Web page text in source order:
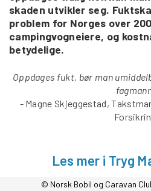
skaden utvikler seg.
problem for Norges over
campingvogneiere, og
betydelige.
Oppdages fukt, bør man
- Magne Skjeggestad,
Les mer i Tryg
© Norsk Bobil og Caravan